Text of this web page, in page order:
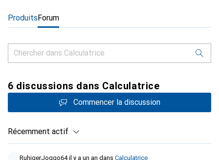
ProduitsForum
6 discussions dans Calculatrice
Commencer la discussion
Récemment actif
RuhigerJoggo64 il y a un an dans Calculatrice